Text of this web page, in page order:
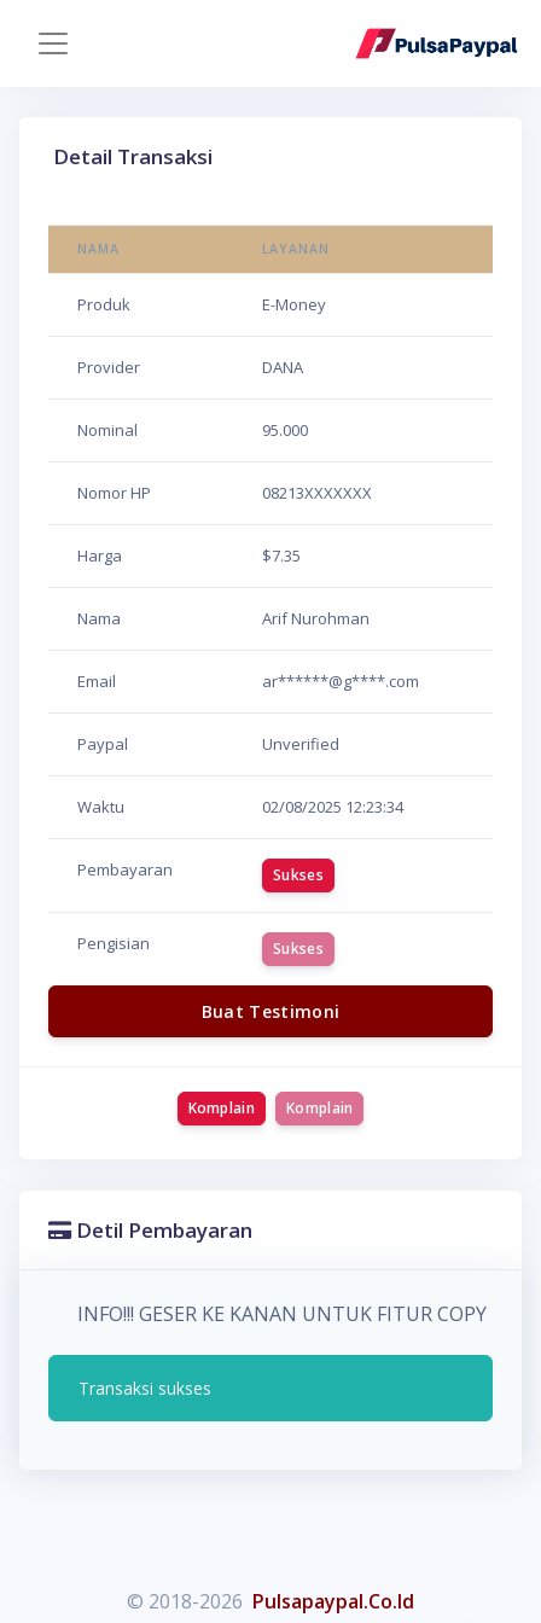
Detail Transaksi
NAMA LAYANAN
Produk E-Money
Provider DANA
Nominal 95.000
Nomor HP 08213XXXXXXX
Harga $7.35
Nama Arif Nurohman
Email ar******@g****.com
Paypal Unverified
Waktu 02/08/2025 12:23:34
Pembayaran Sukses
Pengisian Sukses
Buat Testimoni
Komplain Komplain
Detil Pembayaran
INFO!!! GESER KE KANAN UNTUK FITUR COPY
Transaksi sukses
© 2018-2026 Pulsapaypal.Co.Id